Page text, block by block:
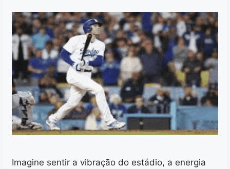
Imagine sentir a vibração do estádio, a energia